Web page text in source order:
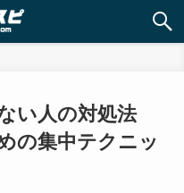
い人の対処法
の集中テクニッ